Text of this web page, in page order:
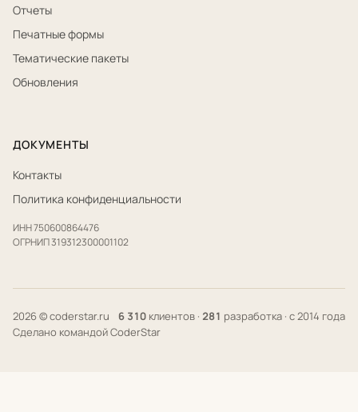
Отчеты
Печатные формы
Тематические пакеты
Обновления
ДОКУМЕНТЫ
Контакты
Политика конфиденциальности
ИНН 750600864476
ОГРНИП 319312300001102
2026 © coderstar.ru 6 310 клиентов · 281 разработка · с 2014 года
Сделано командой CoderStar